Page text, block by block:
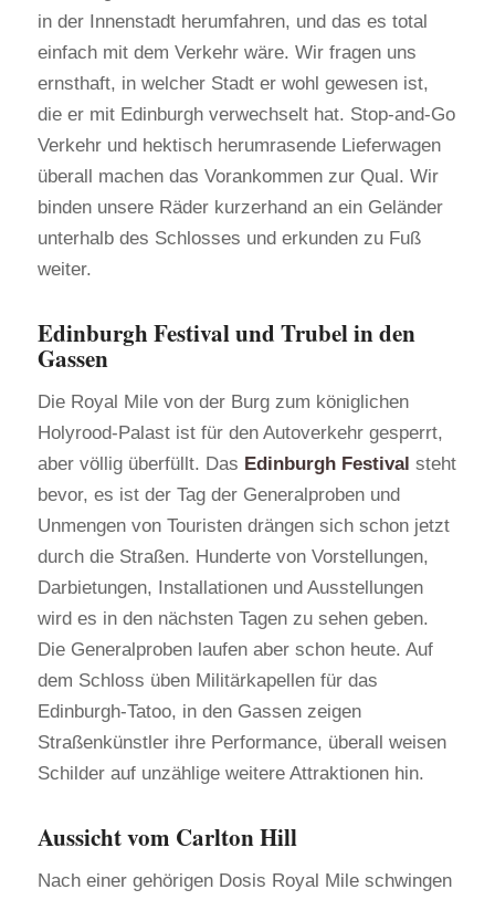
in der Innenstadt herumfahren, und das es total
einfach mit dem Verkehr wäre. Wir fragen uns
ernsthaft, in welcher Stadt er wohl gewesen ist,
die er mit Edinburgh verwechselt hat. Stop-and-Go
Verkehr und hektisch herumrasende Lieferwagen
überall machen das Vorankommen zur Qual. Wir
binden unsere Räder kurzerhand an ein Geländer
unterhalb des Schlosses und erkunden zu Fuß
weiter.
Edinburgh Festival und Trubel in den
Gassen
Die Royal Mile von der Burg zum königlichen
Holyrood-Palast ist für den Autoverkehr gesperrt,
aber völlig überfüllt. Das Edinburgh Festival steht
bevor, es ist der Tag der Generalproben und
Unmengen von Touristen drängen sich schon jetzt
durch die Straßen. Hunderte von Vorstellungen,
Darbietungen, Installationen und Ausstellungen
wird es in den nächsten Tagen zu sehen geben.
Die Generalproben laufen aber schon heute. Auf
dem Schloss üben Militärkapellen für das
Edinburgh-Tatoo, in den Gassen zeigen
Straßenkünstler ihre Performance, überall weisen
Schilder auf unzählige weitere Attraktionen hin.
Aussicht vom Carlton Hill
Nach einer gehörigen Dosis Royal Mile schwingen